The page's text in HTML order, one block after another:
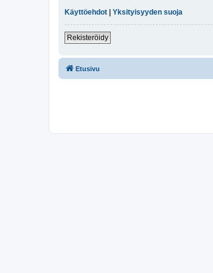
Käyttöehdot | Yksityisyyden suoja
Rekisteröidy
Etusivu